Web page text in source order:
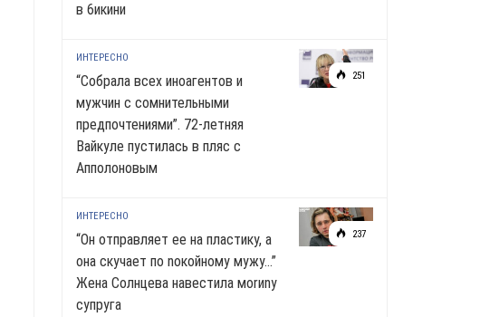
в 6икини
251
ИНТЕРЕСНО
“Собрала всех иноагентов и
мужчин с сомнительными
предпочтениями”. 72-летняя
Вайкуле пустилась в пляс с
Апполоновым
237
ИНТЕРЕСНО
“Он отправляет ее на пластику, а
она скучает по noкoйномy мужу…”
Жена Солнцева навестила моrиnу
супруга